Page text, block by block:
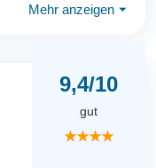
Mehr anzeigen ⏷
9,4/10
gut
★★★★